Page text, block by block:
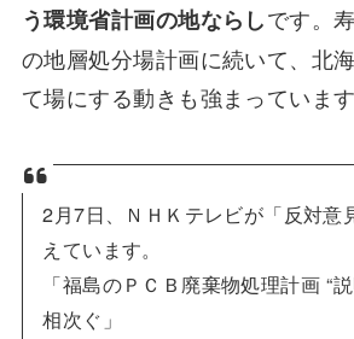
う環境省計画の地ならしです。
の地層処分場計画に続いて、北
て場にする動きも強まっています
2月7日、ＮＨＫテレビが「反対意
えています。
「福島のＰＣＢ廃棄物処理計画 “
相次ぐ」